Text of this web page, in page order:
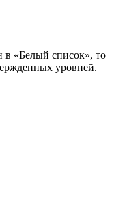
«Белый список», то
уровней.